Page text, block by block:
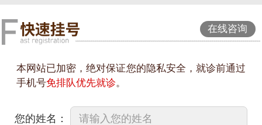
在线咨询
本网站已加密，绝对保证您的隐私安全，就诊前通过
手机号免排队优先就诊。
您的姓名：